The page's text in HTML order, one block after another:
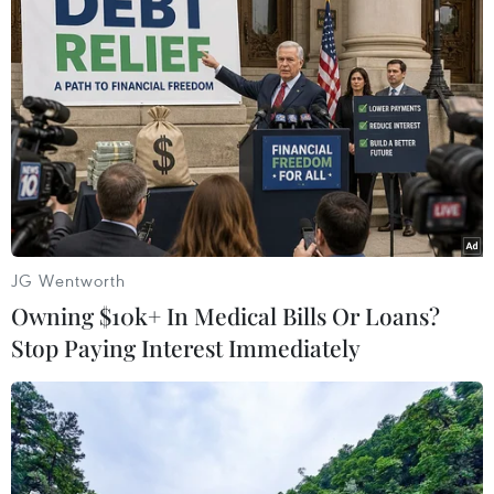
trên với Galaxy Fold./.
(Vietnam+)
#Samsung #Điện thoại gập
JG Wentworth
Owning $10k+ In Medical Bills Or Loans?
Stop Paying Interest Immediately